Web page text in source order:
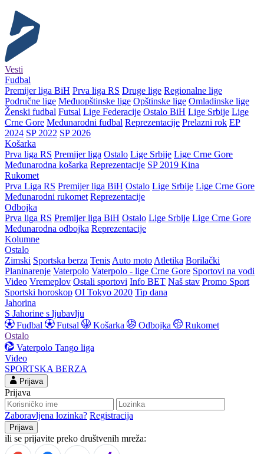
Vesti
Fudbal
Premijer liga BiH Prva liga RS Druge lige Regionalne lige
Područne lige Međuopštinske lige Opštinske lige Omladinske lige
Ženski fudbal Futsal Lige Federacije Ostalo BiH Lige Srbije Lige
Crne Gore Međunarodni fudbal Reprezentacije Prelazni rok EP
2024 SP 2022 SP 2026
Košarka
Prva liga RS Premijer liga Ostalo Lige Srbije Lige Crne Gore
Međunarodna košarka Reprezentacije SP 2019 Kina
Rukomet
Prva Liga RS Premijer liga BiH Ostalo Lige Srbije Lige Crne Gore
Međunarodni rukomet Reprezentacije
Odbojka
Prva liga RS Premijer liga BiH Ostalo Lige Srbije Lige Crne Gore
Međunarodna odbojka Reprezentacije
Kolumne
Ostalo
Zimski Sportska berza Tenis Auto moto Atletika Borilački
Planinarenje Vaterpolo Vaterpolo - lige Crne Gore Sportovi na vodi
Video Vremeplov Ostali sportovi Info BET Naš stav Promo Sport
Sportski horoskop OI Tokyo 2020 Tip dana
Jahorina
S Jahorine s ljubavlju
Fudbal
Futsal Košarka Odbojka
Rukomet
Ostalo
Vaterpolo Tango liga
Video
SPORTSKA BERZA
Prijava
Prijava
Zaboravljena lozinka? Registracija
ili se prijavite preko društvenih mreža: